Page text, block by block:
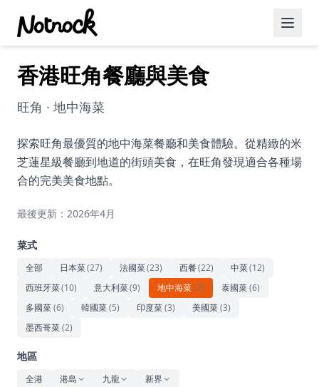
精選活動
博客文章
約會好去處
美食佳餚
藝術文化
休閒
音樂
香港旺角餐廳與美食
旺角 · 地中海菜
探索旺角最優質的地中海菜餐廳和美食體驗。從精緻的米
芝蓮星級餐廳到地道的街頭美食，在旺角發現適合各種場
合的完美美食地點。
最後更新：2026年4月
菜式
全部 日本菜(27) 法國菜(23) 西餐(22) 中菜(12)
西班牙菜(10) 意大利菜(9) 地中海菜(7) 泰國菜(6)
多國菜(6) 韓國菜(5) 印度菜(3) 美國菜(3)
墨西哥菜(2)
地區
全港 港島 九龍 新界